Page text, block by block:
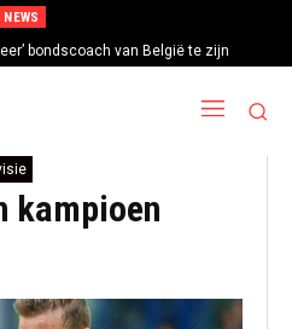
NEWS
bondscoach van België te zijn
kampioen